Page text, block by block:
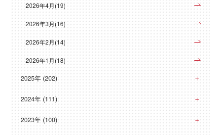
2026年4月(19)
2026年3月(16)
2026年2月(14)
2026年1月(18)
2025年 (202)
2024年 (111)
2023年 (100)